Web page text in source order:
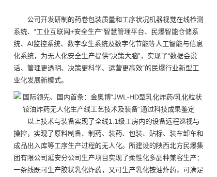
公司开发研制的药卷包装质量和工序状况机器视觉在线检测
系统、“工业互联网+安全生产”智慧管理平台、民爆智能仓储系
统、AI监控系统、数字孪生系统及数字化节能等人工智能与信息
化系统，为无人化安全生产提供“决策大脑”，实现了“数据会说
话、管理更透明、决策更科学、运营更高效”的民爆行业新型工
业化发展新模式。
以上技术与装备实现了全线1.1级工房内的设备远程巡视与
操控，实现了原料制备、制药、装药、包装、贴标、装车卸车和
成品出入库等工序生产过程的无人化。所建设的陕西北方民爆集
团有限公司延安分公司生产项目实现了柔性化多品种兼容生产：
一条线既可生产胶状乳化炸药，又可生产乳化铵油炸药，可满足